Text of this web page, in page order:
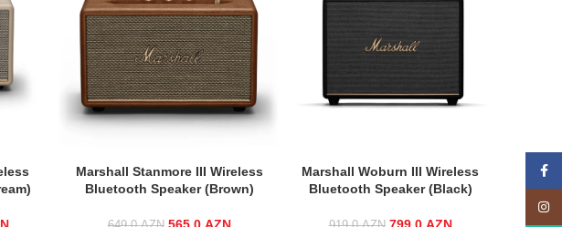
Marshall Stanmore III Wireless
Bluetooth Speaker (Brown)
Marshall Woburn III Wireless
Bluetooth Speaker (Black)